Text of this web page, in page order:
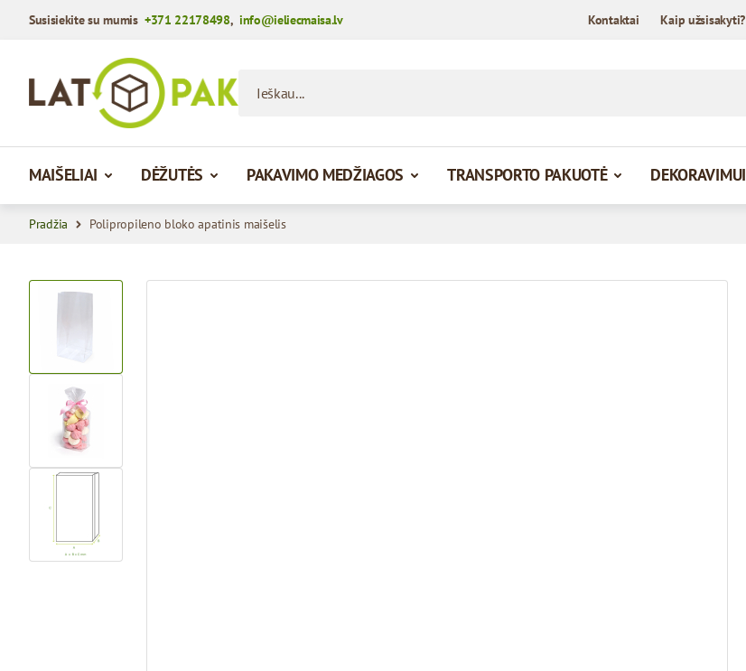
Susisiekite su mumis +371 22178498, info@ieliecmaisa.lv Kontaktai Kaip užsisakyti?
MAIŠELIAI DĖŽUTĖS PAKAVIMO MEDŽIAGOS TRANSPORTO PAKUOTĖ DEKORAVIMUI
Pradžia Polipropileno bloko apatinis maišelis
View larger image
View larger image
View larger image